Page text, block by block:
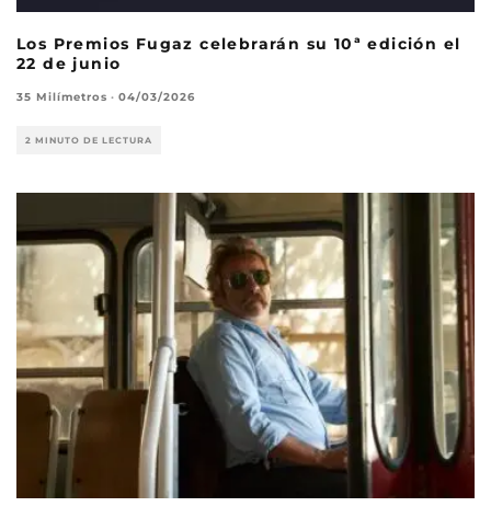
Los Premios Fugaz celebrarán su 10ª edición el
22 de junio
35 Milímetros · 04/03/2026
2 MINUTO DE LECTURA